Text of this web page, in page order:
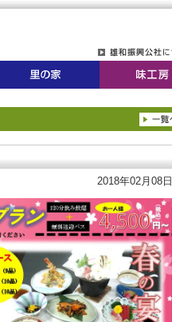
2018年02月08日